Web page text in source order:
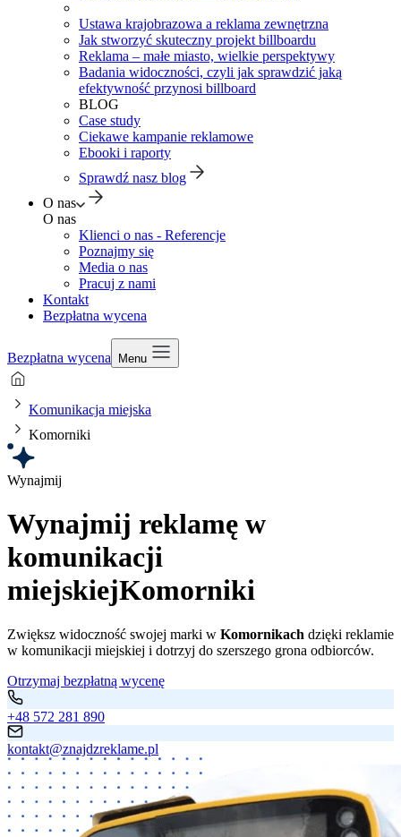
Ustawa krajobrazowa a reklama zewnętrzna
Jak stworzyć skuteczny projekt billboardu
Reklama – małe miasto, wielkie perspektywy
Badania widoczności, czyli jak sprawdzić jaką
efektywność przynosi billboard
BLOG
Case study
Ciekawe kampanie reklamowe
Ebooki i raporty
Sprawdź nasz blog
O nas
O nas
Klienci o nas - Referencje
Poznajmy się
Media o nas
Pracuj z nami
Kontakt
Bezpłatna wycena
Bezpłatna wycena Menu
Komunikacja miejska
Komorniki
Wynajmij
Wynajmij reklamę w
komunikacji
miejskiejKomorniki
Zwiększ widoczność swojej marki w Komornikach dzięki reklamie
w komunikacji miejskiej i dotrzyj do szerszego grona odbiorców.
Otrzymaj bezpłatną wycenę
+48 572 281 890
kontakt@znajdzreklame.pl